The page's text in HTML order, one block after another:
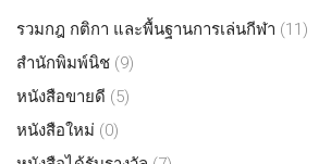
รวมกฎ กติกา และพื้นฐานการเล่นกีฬา (11)
สำนักพิมพ์นิช (9)
หนังสือขายดี (5)
หนังสือใหม่ (0)